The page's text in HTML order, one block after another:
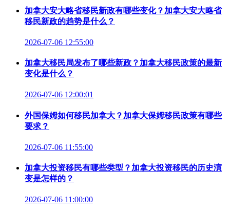
加拿大安大略省移民新政有哪些变化？加拿大安大略省
移民新政的趋势是什么？
2026-07-06 12:55:00
加拿大移民局发布了哪些新政？加拿大移民政策的最新
变化是什么？
2026-07-06 12:00:01
外国保姆如何移民加拿大？加拿大保姆移民政策有哪些
要求？
2026-07-06 11:55:00
加拿大投资移民有哪些类型？加拿大投资移民的历史演
变是怎样的？
2026-07-06 11:00:00